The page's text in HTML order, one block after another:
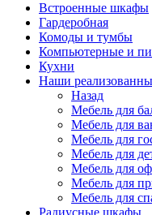
Встроенные шкафы
Гардеробная
Комоды и тумбы
Компьютерные и
Кухни
Наши
Назад
Мебель для
Мебель для
Мебель для
Мебель для
Мебель для
Мебель для
Мебель для
Радиусные шкафы